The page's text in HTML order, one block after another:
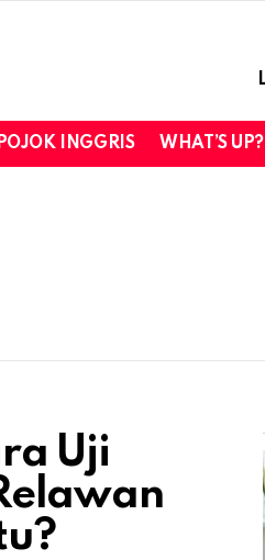
POJOK INGGRIS WHAT’S UP?
Uji